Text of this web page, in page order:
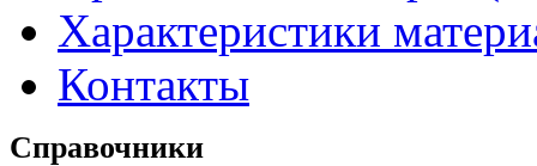
Характеристики
Контакты
Справочники